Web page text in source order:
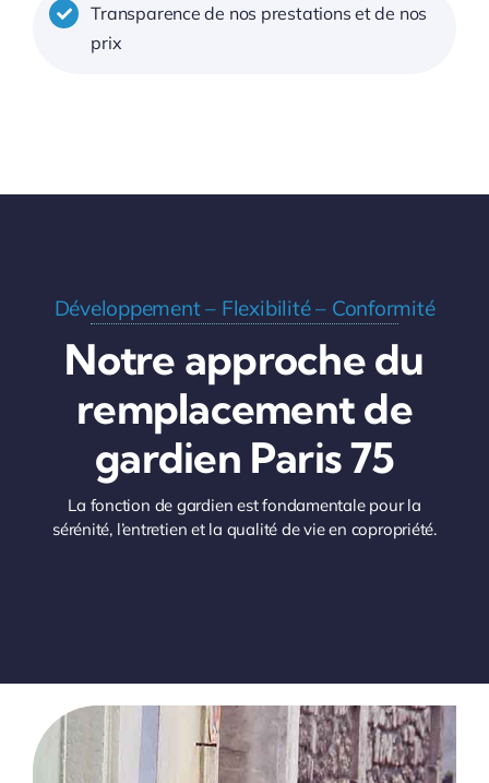
Transparence de nos prestations et de nos
prix
Développement – Flexibilité – Conformité
Notre approche du
remplacement de
gardien Paris 75
La fonction de gardien est fondamentale pour la
sérénité, l’entretien et la qualité de vie en copropriété.